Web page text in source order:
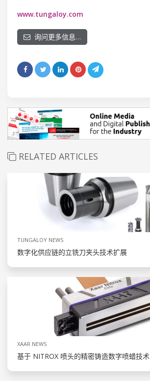
www.tungaloy.com
询问更多信息…
RELATED ARTICLES
TUNGALOY NEWS
数字化供应链的立铣刀夹头技术扩展
XAAR NEWS
基于 NITROX 喷头的精密铸造数字喷蜡技术